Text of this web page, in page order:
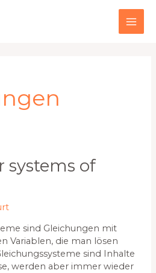
systems of
sind Gleichungen mit
Variablen, die man lösen
sind Inhalte
werden aber immer wieder